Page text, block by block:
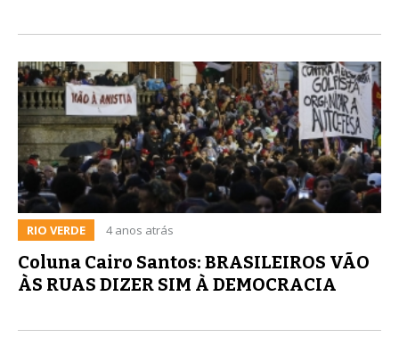
RIO VERDE 4 anos atrás
Coluna Cairo Santos: BRASILEIROS VÃO
ÀS RUAS DIZER SIM À DEMOCRACIA